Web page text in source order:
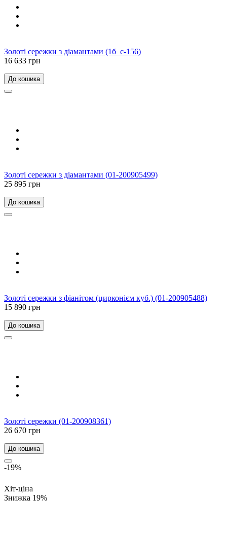
Золоті сережки з діамантами (1б_с-156)
16 633 грн
До кошика
Золоті сережки з діамантами (01-200905499)
25 895 грн
До кошика
Золоті сережки з фіанітом (цирконієм куб.) (01-200905488)
15 890 грн
До кошика
Золоті сережки (01-200908361)
26 670 грн
До кошика
-19%
Хіт-ціна
Знижка 19%